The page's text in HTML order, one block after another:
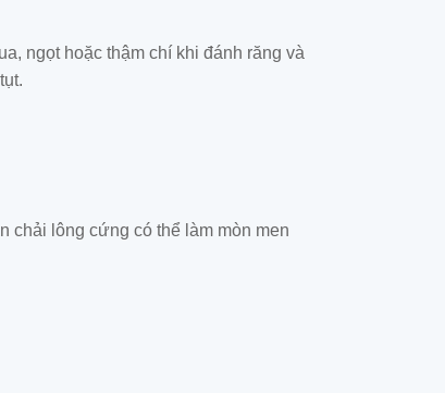
ngọt hoặc thậm chí khi đánh răng và
chải lông cứng có thể làm mòn men